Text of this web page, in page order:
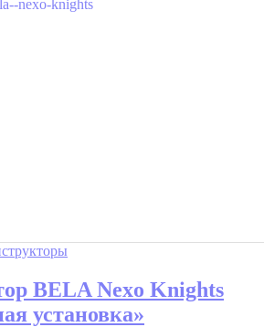
BELA Nexo Knights
установка»